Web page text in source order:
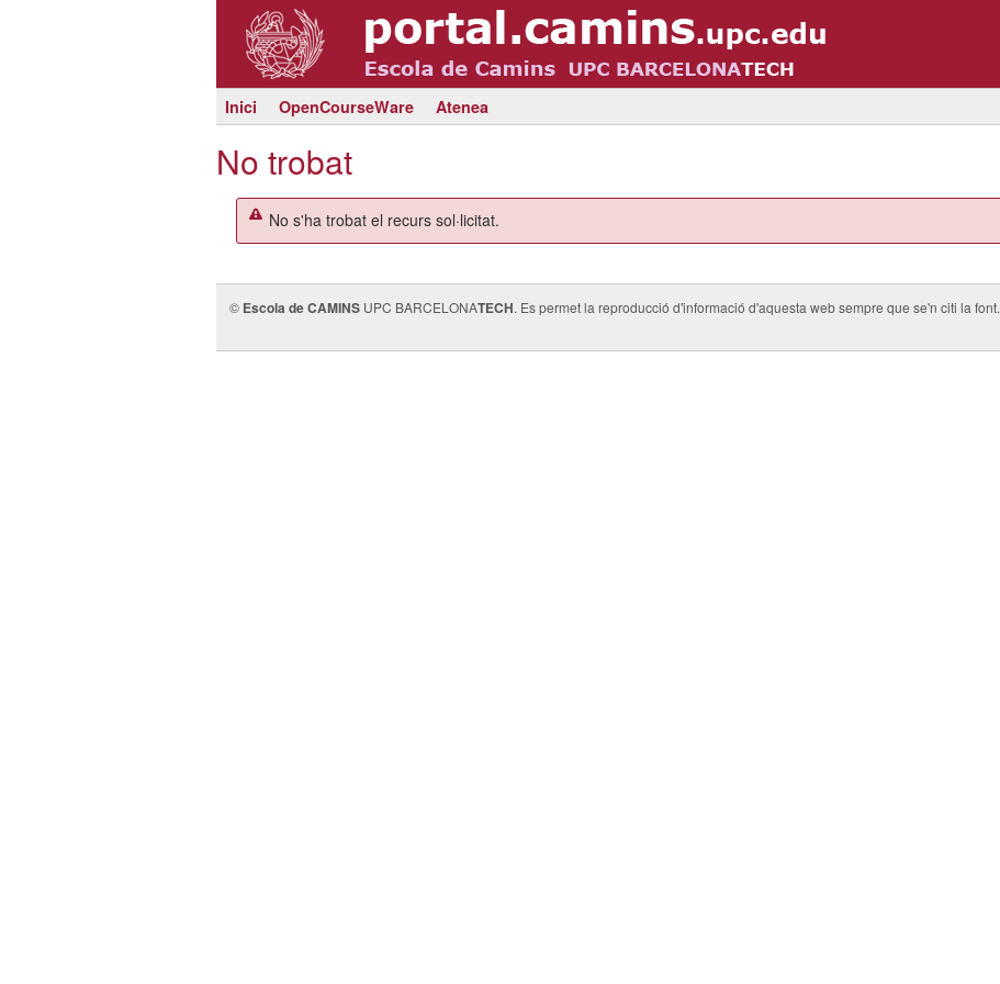
Inici OpenCourseWare Atenea
No trobat
No s'ha trobat el recurs sol·licitat.
© Escola de CAMINS UPC BARCELONATECH. Es permet la reproducció d'informació d'aquesta web sempre que se'n citi la font.